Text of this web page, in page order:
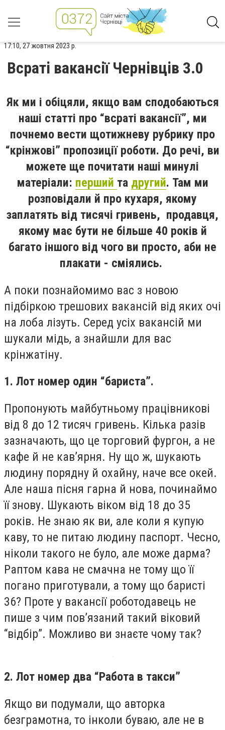
17:10, 27 жовтня 2023 р.
Всраті вакансії Чернівців 3.0
Як ми і обіцяли, якщо вам сподобаються
наші статті про “всраті вакансії”, ми
почнемо вести щотижневу рубрику про
“крінжові” пропозиції роботи. До речі, ви
можете ще почитати наші минулі
матеріали: перший та другий. Там ми
розповідали й про кухаря, якому
заплатять від тисячі гривень, продавця,
якому має бути не більше 40 років й
багато іншого від чого ви просто, аби не
плакати - сміялись.
А поки познайомимо вас з новою
підбіркою трешових вакансій від яких очі
на лоба лізуть. Серед усіх вакансій ми
шукали мідь, а знайшли для вас
крінжатіну.
1. Лот номер один “бариста”.
Пропонують майбутньому працівникові
від 8 до 12 тисяч гривень. Кілька разів
зазначають, що це торговий фургон, а не
кафе й не кавʼярня. Ну що ж, шукають
людину порядну й охайну, наче все окей.
Але наша пісня гарна й нова, починаймо
її знову. Шукають віком від 18 до 35
років. Не знаю як ви, але коли я купую
каву, то не питаю людину паспорт. Чесно,
ніколи такого не було, але може дарма?
Раптом кава не смачна не тому що її
погано приготували, а тому що баристі
36? Проте у вакансії роботодавець не
пише з чим повʼязаний такий віковий
“відбір”. Можливо ви знаєте чому так?
2. Лот номер два “Работа в такси”
Якщо ви подумали, що авторка
безграмотна, то інколи буваю, але не в